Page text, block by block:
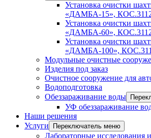
Установка очистки
«ДАМБА-15»,
Установка очистки
«ДАМБА-60»,
Установка очистки
«ДАМБА-100»,
Модульные очистные
Изделия под заказ
Очистное сооружение для
Водоподготовка
Обеззараживание воды
УФ обеззараживание
Наши решения
Услуги
Переключатель меню
Лабораторные исследования